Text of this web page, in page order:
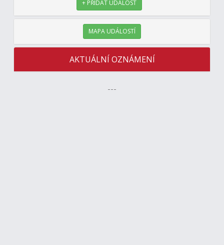
+ PŘIDAT UDÁLOST
MAPA UDÁLOSTÍ
AKTUÁLNÍ OZNÁMENÍ
---